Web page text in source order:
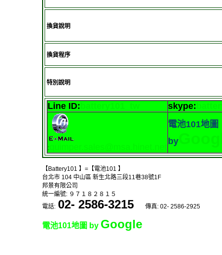
換貨說明
換貨程序
特別說明
Line ID: skype:
:
電池101地圖
by
【Battery101 】=【電池101 】
台北市 104 中山區 新生北路三段11巷38號1F
邦景有限公司
統一編號: ９７１８２８１５
電話: 02- 2586-3215 傳真: 02- 2586-2925
電池101地圖 by Google